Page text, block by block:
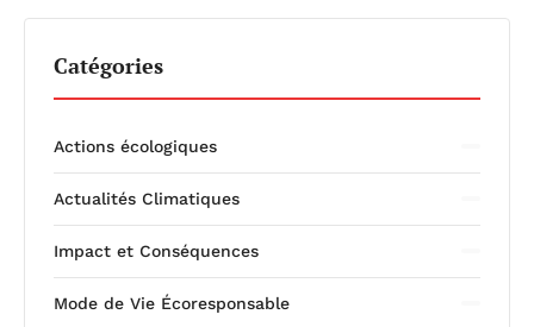
Catégories
Actions écologiques
Actualités Climatiques
Impact et Conséquences
Mode de Vie Écoresponsable